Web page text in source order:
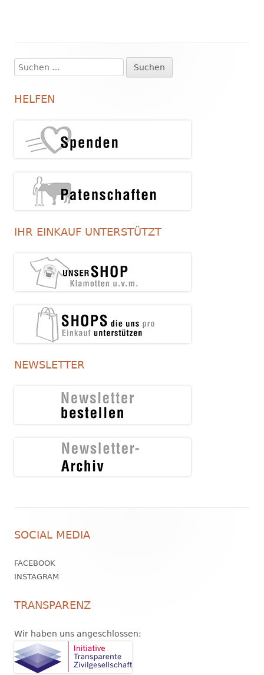
Haupt-
Seitenleiste
Suchen
nach:
HELFEN
IHR EINKAUF UNTERSTÜTZT
NEWSLETTER
Inhalt
SOCIAL MEDIA
FACEBOOK
INSTAGRAM
TRANSPARENZ
Wir haben uns angeschlossen: